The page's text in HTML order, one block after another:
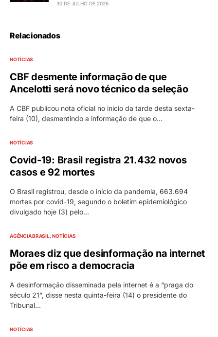
30 DE JULHO DE 2026
Relacionados
NOTÍCIAS
CBF desmente informação de que
Ancelotti será novo técnico da seleção
A CBF publicou nota oficial no inicio da tarde desta sexta-
feira (10), desmentindo a informação de que o…
NOTÍCIAS
Covid-19: Brasil registra 21.432 novos
casos e 92 mortes
O Brasil registrou, desde o início da pandemia, 663.694
mortes por covid-19, segundo o boletim epidemiológico
divulgado hoje (3) pelo…
AGÊNCIA BRASIL NOTÍCIAS
Moraes diz que desinformação na internet
põe em risco a democracia
A desinformação disseminada pela internet é a “praga do
século 21”, disse nesta quinta-feira (14) o presidente do
Tribunal…
NOTÍCIAS